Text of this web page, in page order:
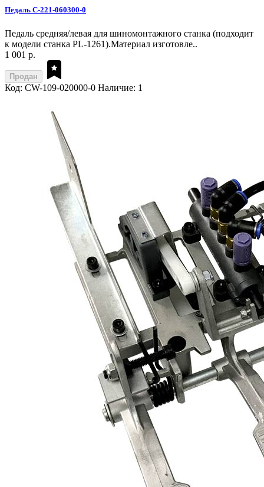
Педаль C-221-060300-0
Педаль средняя/левая для шиномонтажного станка (подходит
к модели станка PL-1261).Материал изготовле..
1 001 р.
Продан
Код: CW-109-020000-0 Наличие: 1